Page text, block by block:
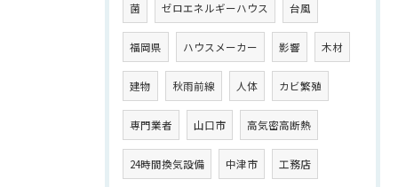
菌 ゼロエネルギーハウス 台風
福岡県 ハウスメーカー 影響 木材
建物 秋雨前線 人体 カビ繁殖
専門業者 山口市 高気密高断熱
24時間換気設備 中津市 工務店